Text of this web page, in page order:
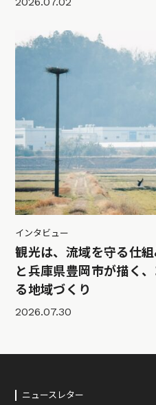
インタビュー
観光は、流域を守る仕
と兵庫県豊岡市が描く
る地域づくり
2026.07.30
ニュースレター